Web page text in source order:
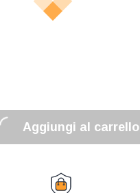
Aggiungi al carrello